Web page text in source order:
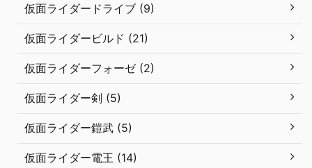
仮面ライダードライブ (9)
仮面ライダービルド (21)
仮面ライダーフォーゼ (2)
仮面ライダー剣 (5)
仮面ライダー鎧武 (5)
仮面ライダー電王 (14)